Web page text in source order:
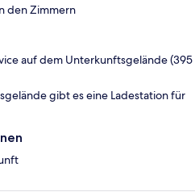
den Zimmern
auf dem Unterkunftsgelände (395
gibt es eine Ladestation für